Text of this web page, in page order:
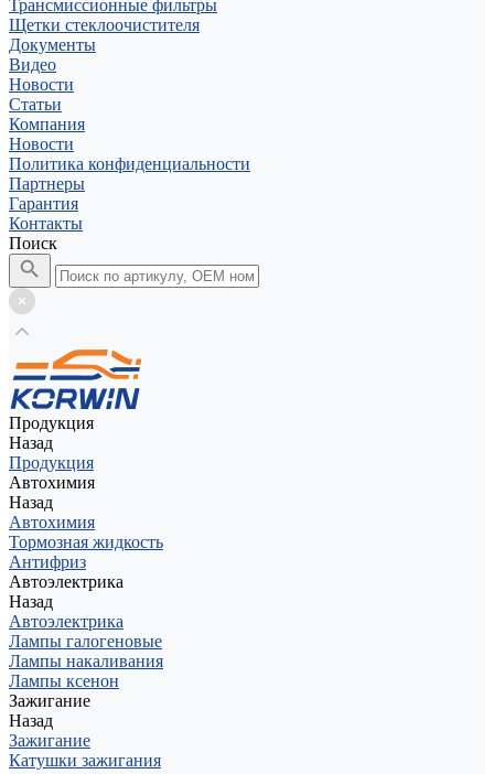
Трансмиссионные фильтры
Щетки стеклоочистителя
Документы
Видео
Новости
Статьи
Компания
Новости
Политика конфиденциальности
Партнеры
Гарантия
Контакты
Поиск
Продукция
Назад
Продукция
Автохимия
Назад
Автохимия
Тормозная жидкость
Антифриз
Автоэлектрика
Назад
Автоэлектрика
Лампы галогеновые
Лампы накаливания
Лампы ксенон
Зажигание
Назад
Зажигание
Катушки зажигания